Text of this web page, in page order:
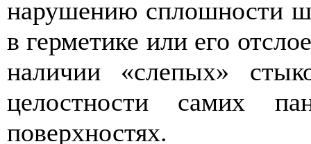
нарушению сплошности
в герметике или его
наличии «слепых»
целостности самих
поверхностях.